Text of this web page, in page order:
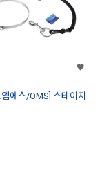
엠에스/OMS] 스테이지